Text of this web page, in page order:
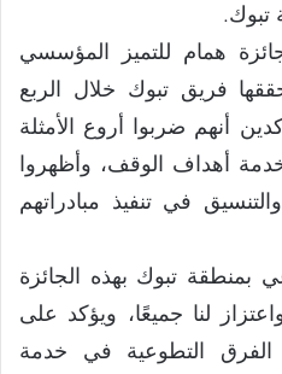
تبوك.
همام للتميز المؤسسي
فريق تبوك خلال الربع
أنهم ضربوا أروع الأمثلة
أهداف الوقف، وأظهروا
في تنفيذ مبادراتهم
بمنطقة تبوك بهذه الجائزة
لنا جميعًا، ويؤكد على
الفرق التطوعية في خدمة